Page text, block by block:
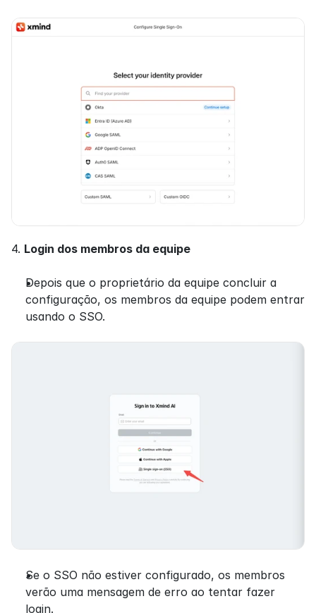
4. Login dos membros da equipe
Depois que o proprietário da equipe concluir a
configuração, os membros da equipe podem entrar
usando o SSO.
Se o SSO não estiver configurado, os membros
verão uma mensagem de erro ao tentar fazer
login.